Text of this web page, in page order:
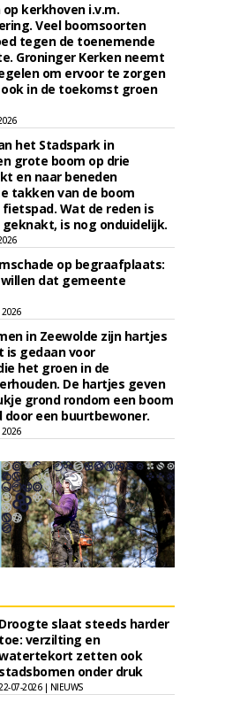
kerkhoven i.v.m.
Veel boomsoorten
tegen de toenemende
Groninger Kerken neemt
om ervoor te zorgen
in de toekomst groen
het Stadspark in
grote boom op drie
en naar beneden
takken van de boom
Wat de reden is
is nog onduidelijk.
op begraafplaats:
dat gemeente
in Zeewolde zijn hartjes
is gedaan voor
het groen in de
De hartjes geven
grond rondom een boom
een buurtbewoner.
Droogte slaat steeds harder
toe: verzilting en
zetten ook
stadsbomen onder druk
07-2026 | NIEUWS